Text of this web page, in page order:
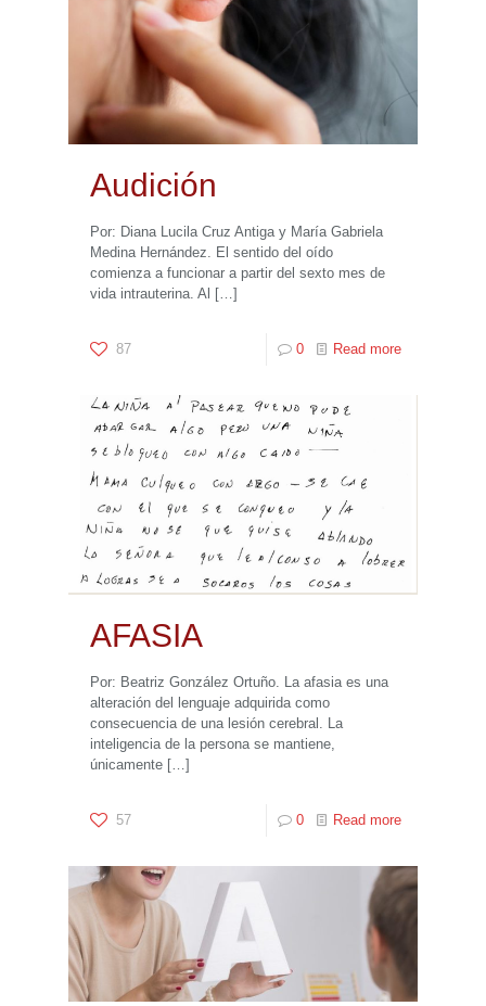
Audición
Por: Diana Lucila Cruz Antiga y María Gabriela
Medina Hernández. El sentido del oído
comienza a funcionar a partir del sexto mes de
vida intrauterina. Al […]
87 0 Read more
AFASIA
Por: Beatriz González Ortuño. La afasia es una
alteración del lenguaje adquirida como
consecuencia de una lesión cerebral. La
inteligencia de la persona se mantiene,
únicamente […]
57 0 Read more